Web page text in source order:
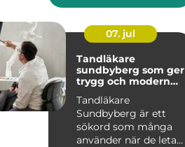
07. jul
Tandläkare
sundbyberg som ger
trygg och modern
Tandläkare
Sundbyberg är ett
sökord som många
använder när de letar